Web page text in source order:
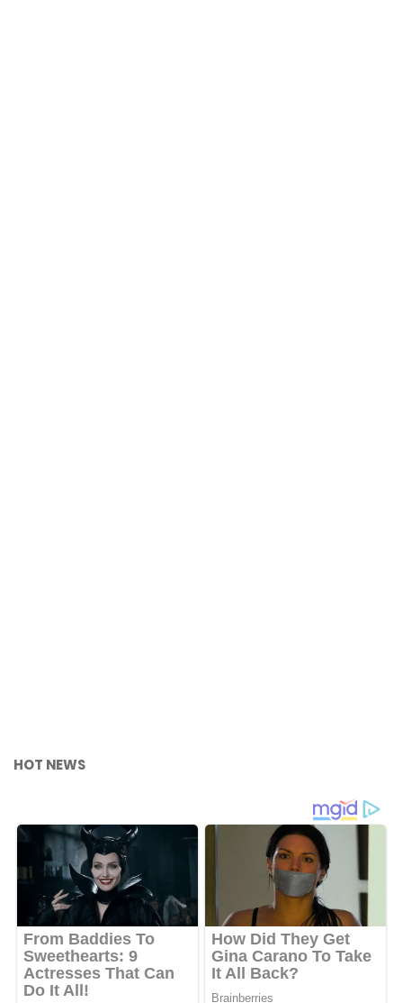
HOT NEWS